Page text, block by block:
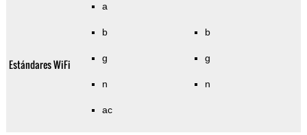
Estándares WiFi
a
b
g
n
ac
b
g
n